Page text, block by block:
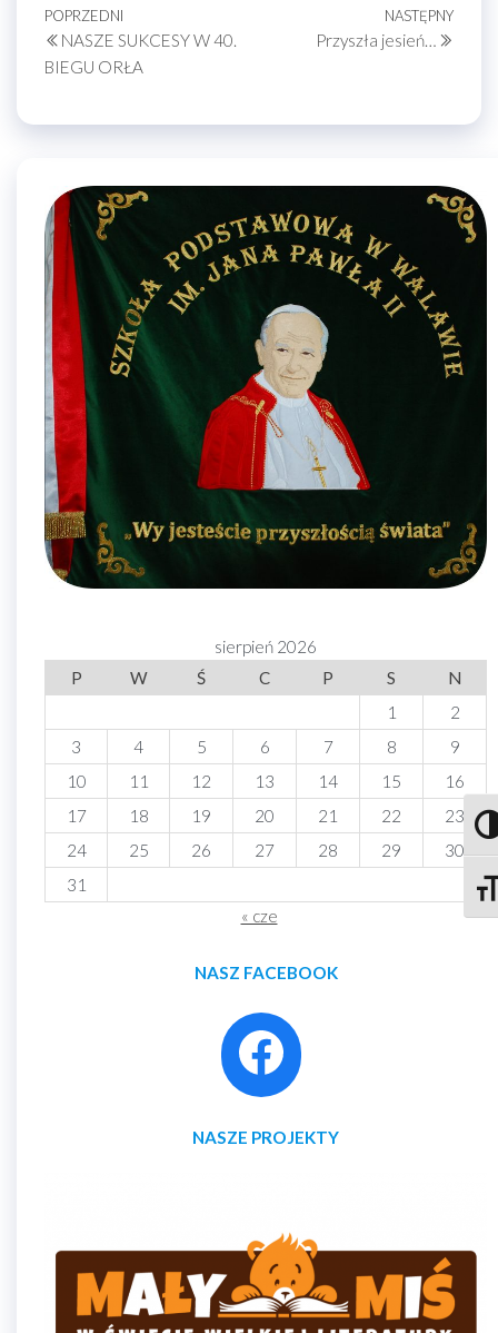
Nawigacja
wpisu
Poprzedni
wpis
POPRZEDNI
NASZE SUKCESY W 40.
BIEGU ORŁA
NASTĘPNY
Przyszła jesień…
sierpień 2026
P
W Ś C P S
N
1
2
3
4 5 6 7 8
9
10
11 12 13 14 15
16
17
18 19 20 21 22
23
24
25 26 27 28 29
30
31
« cze
NASZ FACEBOOK
NASZE PROJEKTY